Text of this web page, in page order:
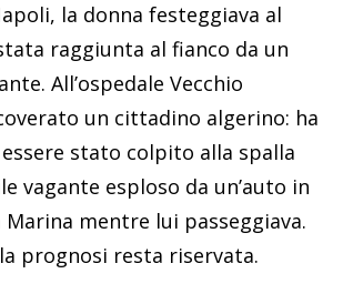
la donna festeggiava al
raggiunta al fianco da un
All’ospedale Vecchio
un cittadino algerino: ha
stato colpito alla spalla
vagante esploso da un’auto in
mentre lui passeggiava.
prognosi resta riservata.